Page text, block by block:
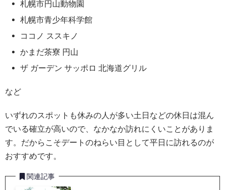
札幌市円山動物園
札幌市青少年科学館
ココノ ススキノ
かまだ茶寮 円山
ザ ガーデン サッポロ 北海道グリル
など
いずれのスポットも休みの人が多い土日などの休日は混ん
でいる確立が高いので、なかなか訪れにくいことがありま
す。だからこそデートのねらい目として平日に訪れるのが
おすすめです。
関連記事